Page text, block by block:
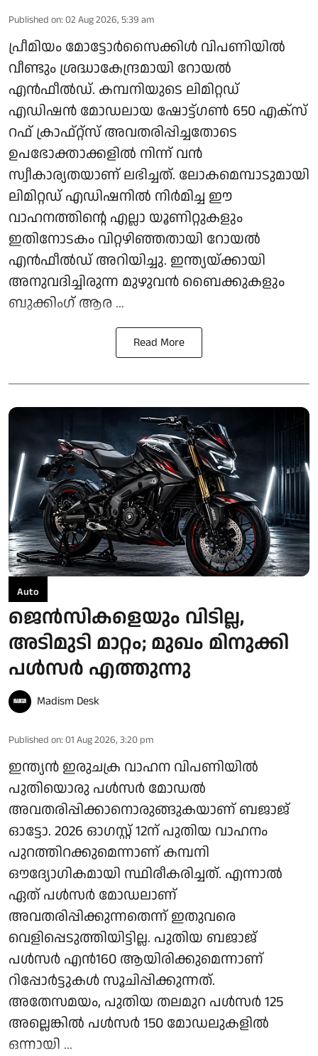
Published on: 02 Aug 2026, 5:39 am
പ്രീമിയം മോട്ടോർസൈക്കിൾ വിപണിയിൽ
വീണ്ടും ശ്രദ്ധാകേന്ദ്രമായി റോയൽ
എൻഫീൽഡ്. കമ്പനിയുടെ ലിമിറ്റഡ്
എഡിഷൻ മോഡലായ ഷോട്ട്ഗൺ 650 എക്സ്
റഫ് ക്രാഫ്റ്റ്സ് അവതരിപ്പിച്ചതോടെ
ഉപഭോക്താക്കളിൽ നിന്ന് വൻ
സ്വീകാര്യതയാണ് ലഭിച്ചത്. ലോകമെമ്പാടുമായി
ലിമിറ്റഡ് എഡിഷനിൽ നിർമിച്ച ഈ
വാഹനത്തിന്റെ എല്ലാ യൂണിറ്റുകളും
ഇതിനോടകം വിറ്റഴിഞ്ഞതായി റോയൽ
എൻഫീൽഡ് അറിയിച്ചു. ഇന്ത്യയ്ക്കായി
അനുവദിച്ചിരുന്ന മുഴുവൻ ബൈക്കുകളും
ബുക്കിംഗ് ആര ...
Read More
Auto
ജെന്‍സികളെയും വിടില്ല,
അടിമുടി മാറ്റം; മുഖം മിനുക്കി
പള്‍സര്‍ എത്തുന്നു
Madism Desk
Published on: 01 Aug 2026, 3:20 pm
ഇന്ത്യൻ ഇരുചക്ര വാഹന വിപണിയിൽ
പുതിയൊരു പൾസർ മോഡൽ
അവതരിപ്പിക്കാനൊരുങ്ങുകയാണ് ബജാജ്
ഓട്ടോ. 2026 ഓഗസ്റ്റ് 12ന് പുതിയ വാഹനം
പുറത്തിറക്കുമെന്നാണ് കമ്പനി
ഔദ്യോഗികമായി സ്ഥിരീകരിച്ചത്. എന്നാൽ
ഏത് പൾസർ മോഡലാണ്
അവതരിപ്പിക്കുന്നതെന്ന് ഇതുവരെ
വെളിപ്പെടുത്തിയിട്ടില്ല. പുതിയ ബജാജ്
പൾസർ എൻ160 ആയിരിക്കുമെന്നാണ്
റിപ്പോർട്ടുകൾ സൂചിപ്പിക്കുന്നത്.
അതേസമയം, പുതിയ തലമുറ പൾസർ 125
അല്ലെങ്കിൽ പൾസർ 150 മോഡലുകളിൽ
ഒന്നായി ...